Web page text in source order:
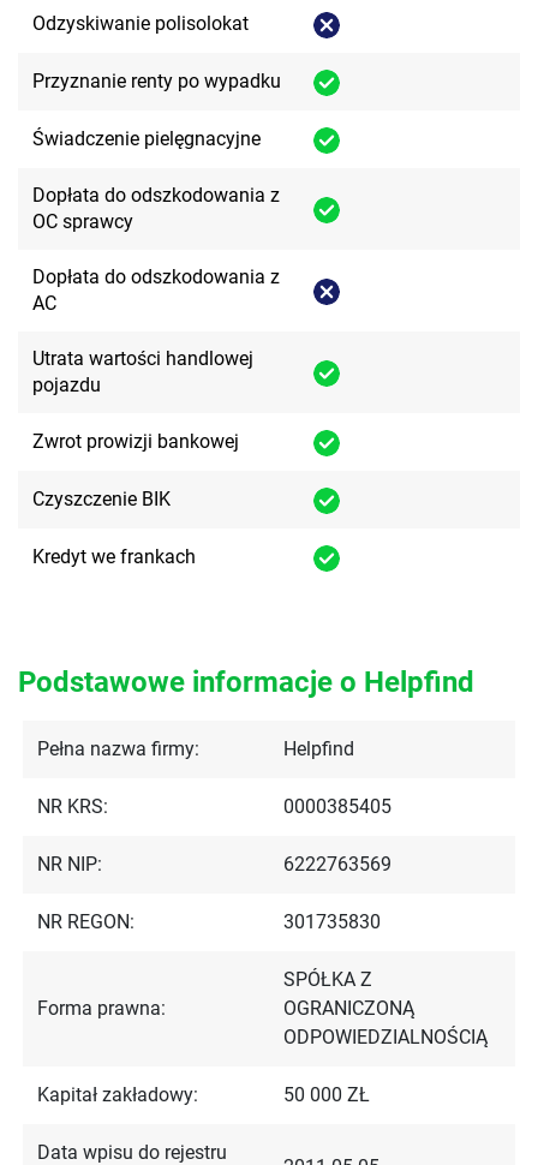
Odzyskiwanie polisolokat
Przyznanie renty po wypadku
Świadczenie pielęgnacyjne
Dopłata do odszkodowania z
OC sprawcy
Dopłata do odszkodowania z
AC
Utrata wartości handlowej
pojazdu
Zwrot prowizji bankowej
Czyszczenie BIK
Kredyt we frankach
Podstawowe informacje o Helpfind
Pełna nazwa firmy: Helpfind
NR KRS: 0000385405
NR NIP: 6222763569
NR REGON: 301735830
Forma prawna:
SPÓŁKA Z
OGRANICZONĄ
ODPOWIEDZIALNOŚCIĄ
Kapitał zakładowy: 50 000 ZŁ
Data wpisu do rejestru